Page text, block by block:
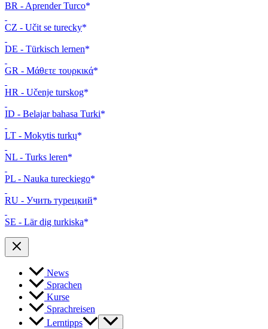
BR - Aprender Turco
CZ - Učit se turecky
DE - Türkisch lernen
GR - Μάθετε τουρκικά
HR - Učenje turskog
ID - Belajar bahasa Turki
LT - Mokytis turkų
NL - Turks leren
PL - Nauka tureckiego
RU - Учить турецкий
SE - Lär dig turkiska
News
Sprachen
Kurse
Sprachreisen
Lerntipps